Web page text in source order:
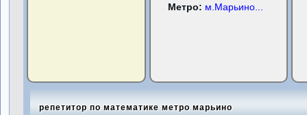
Метро: м.Марьино
репетитор по математике метро марьино